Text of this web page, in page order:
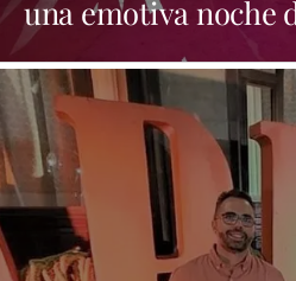
una emotiva noche
folclore canario